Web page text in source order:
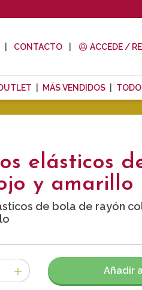
CONTACTO ACCEDE /
MÁS VENDIDOS
elásticos
y amarillo
de bola de rayón
Añadir